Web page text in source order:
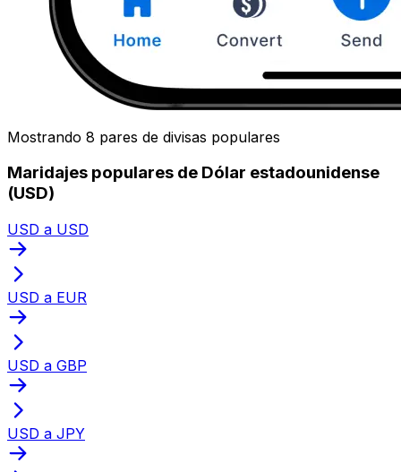
Mostrando 8 pares de divisas populares
Maridajes populares de Dólar estadounidense
(USD)
USD a USD
USD a EUR
USD a GBP
USD a JPY